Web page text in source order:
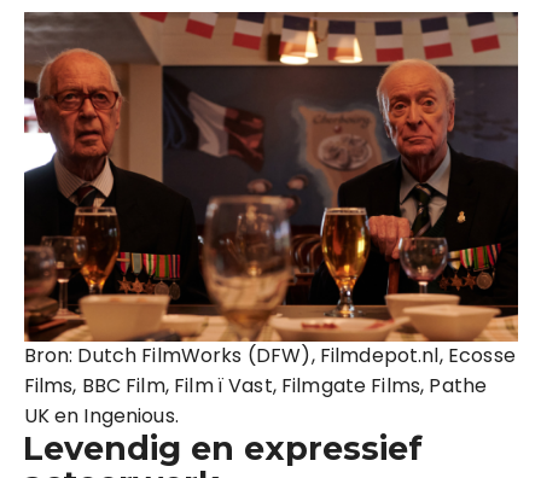
Bron: Dutch FilmWorks (DFW), Filmdepot.nl, Ecosse
Films, BBC Film, Film ï Vast, Filmgate Films, Pathe
UK en Ingenious.
Levendig en expressief